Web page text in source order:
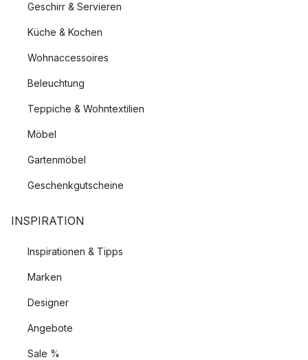
Geschirr & Servieren
Küche & Kochen
Wohnaccessoires
Beleuchtung
Teppiche & Wohntextilien
Möbel
Gartenmöbel
Geschenkgutscheine
INSPIRATION
Inspirationen & Tipps
Marken
Designer
Angebote
Sale %